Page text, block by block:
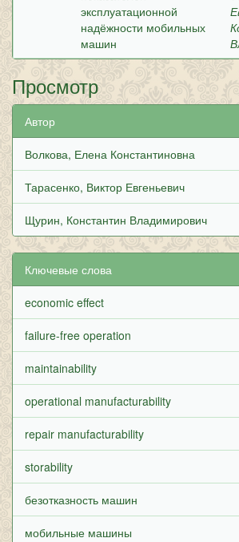
эксплуатационной
надёжности мобильных
машин
Просмотр
Автор
Волкова, Елена Константиновна
Тарасенко, Виктор Евгеньевич
Щурин, Константин Владимирович
Ключевые слова
economic effect
failure-free operation
maintainability
operational manufacturability
repair manufacturability
storability
безотказность машин
мобильные машины